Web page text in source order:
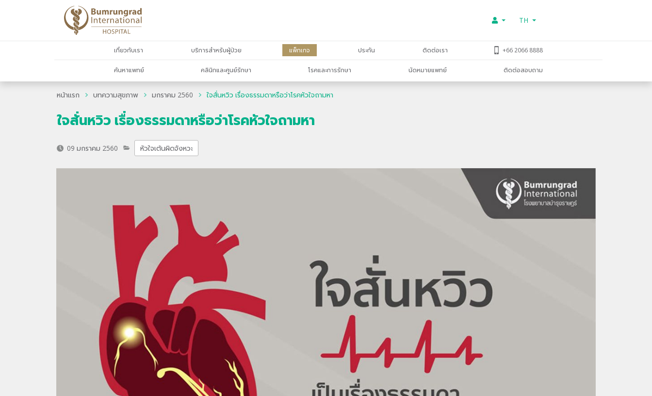
TH
เกี่ยวกับเรา บริการสำหรับผู้ป่วย แพ็กเกจ ประกัน ติดต่อเรา +66 2066 8888
ค้นหาแพทย์ คลินิกและศูนย์รักษา โรคและการรักษา นัดหมายแพทย์ ติดต่อสอบถาม
หน้าแรก บทความสุขภาพ มกราคม 2560 ใจสั่นหวิว เรื่องธรรมดาหรือว่าโรคหัวใจถามหา
ใจสั่นหวิว เรื่องธรรมดาหรือว่าโรคหัวใจถามหา
09 มกราคม 2560 หัวใจเต้นผิดจังหวะ